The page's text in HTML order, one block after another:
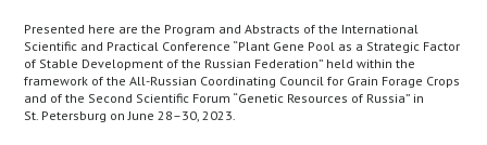
Presented here are the Program and Abstracts of the International
Scientific and Practical Conference “Plant Gene Pool as a Strategic Factor
of Stable Development of the Russian Federation” held within the
framework of the All-Russian Coordinating Council for Grain Forage Crops
and of the Second Scientific Forum “Genetic Resources of Russia” in
St. Petersburg on June 28–30, 2023.